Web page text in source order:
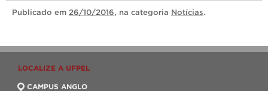
Publicado em 26/10/2016, na categoria Notícias.
LOCALIZE A UFPEL
CAMPUS ANGLO